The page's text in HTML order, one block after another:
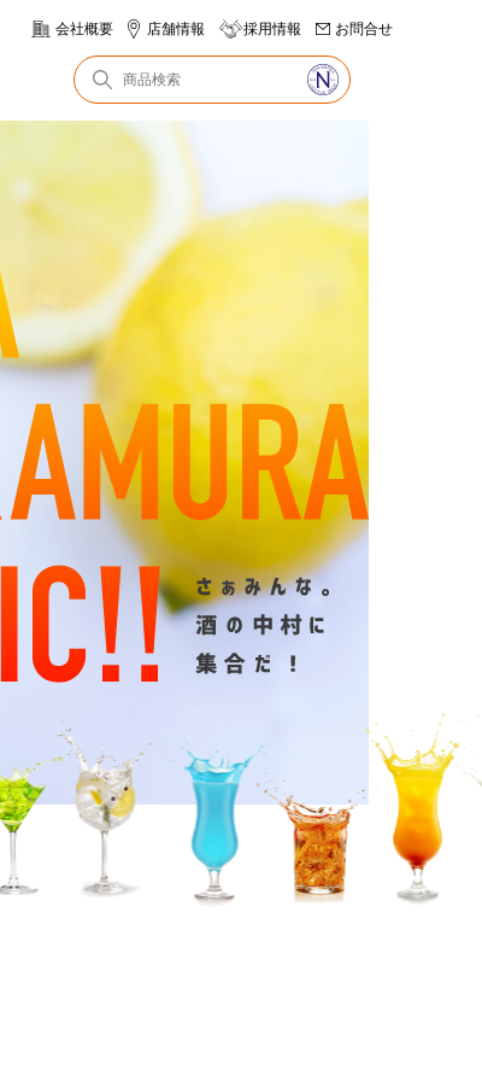
会社概要 店舗情報 採用情報 お問合せ